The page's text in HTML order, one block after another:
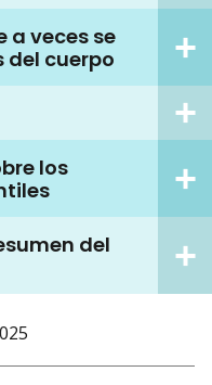
a veces se
cuerpo
los
del